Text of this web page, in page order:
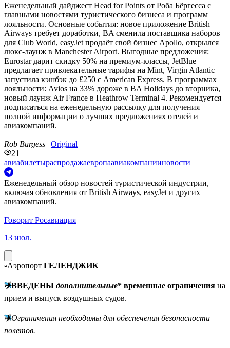
Еженедельный дайджест Head for Points от Роба Бёргесса с
главными новостями туристического бизнеса и программ
лояльности. Основные события: новое приложение British
Airways требует доработки, BA сменила поставщика наборов
для Club World, easyJet продаёт свой бизнес Apollo, открылся
люкс-лаунж в Manchester Airport. Выгодные предложения:
Eurostar дарит скидку 50% на премиум-классы, JetBlue
предлагает привлекательные тарифы на Mint, Virgin Atlantic
запустила кэшбэк до £250 с American Express. В программах
лояльности: Avios на 33% дороже в BA Holidays до вторника,
новый лаунж Air France в Heathrow Terminal 4. Рекомендуется
подписаться на еженедельную рассылку для получения
полной информации о лучших предложениях отелей и
авиакомпаний.
Rob Burgess | Original
21
авиабилетыраспродажаевропаавиакомпанииновости
Еженедельный обзор новостей туристической индустрии,
включая обновления от British Airways, easyJet и других
авиакомпаний.
Говорит Росавиация
13 июл.
▫️Аэропорт ГЕЛЕНДЖИК
✈️ВВЕДЕНЫ дополнительные* временные ограничения на
прием и выпуск воздушных судов.
✈️Ограничения необходимы для обеспечения безопасности
полетов.